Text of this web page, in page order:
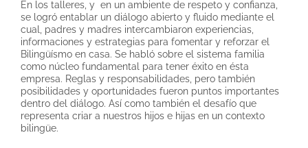
En los talleres, y en un ambiente de respeto y confianza,
se logró entablar un diálogo abierto y fluido mediante el
cual, padres y madres intercambiaron experiencias,
informaciones y estrategias para fomentar y reforzar el
Bilingüísmo en casa. Se habló sobre el sistema familia
como núcleo fundamental para tener éxito en ésta
empresa. Reglas y responsabilidades, pero también
posibilidades y oportunidades fueron puntos importantes
dentro del diálogo. Así como también el desafío que
representa criar a nuestros hijos e hijas en un contexto
bilingüe.